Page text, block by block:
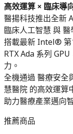
高效運算 × 臨床導
醫揚科技推出全新
臨床人工智慧 與
搭載最新 Intel® 第
RTX Ada 系列
力。
全機通過 醫療安全
慧醫院 的高效運算
助力醫療產業邁向
推薦商品